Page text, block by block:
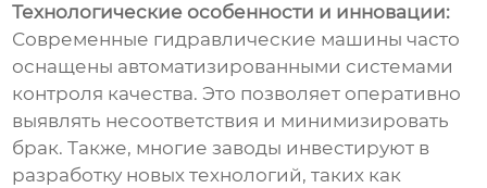
Технологические особенности и инновации:
Современные гидравлические машины часто
оснащены автоматизированными системами
контроля качества. Это позволяет оперативно
выявлять несоответствия и минимизировать
брак. Также, многие заводы инвестируют в
разработку новых технологий, таких как